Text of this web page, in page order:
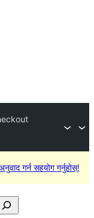
गर्न सहयोग गर्नुहोस्!